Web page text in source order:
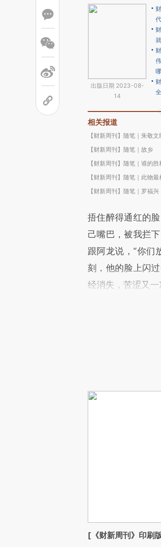
出版日期 2023-08-
14
相关报道
【财新周刊】随笔｜朱敬
【财新周刊】随笔｜故乡
【财新周刊】随笔｜谁的
【财新周刊】随笔｜此物
【财新周刊】随笔｜罗福
捂住醉得通红的
己嘴巴，被我拦
跟阿龙说，“你们
刻，他的脸上闪
经消失，苦涩又一
[《财新周刊》印刷